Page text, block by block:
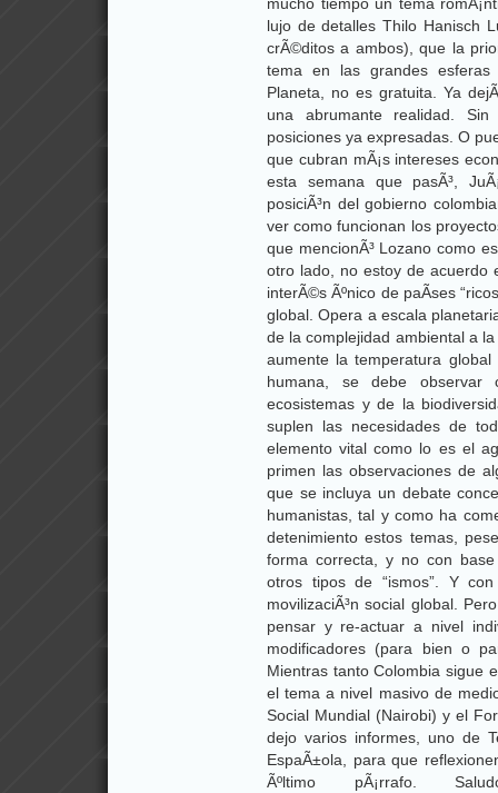
lujo de detalles Thilo Hanisch
crÃ©ditos a ambos), que la
tema en las grandes esferas
Planeta, no es gratuita. Ya
una abrumante realidad.
posiciones ya expresadas. O
que cubran mÃ¡s intereses
esta semana que pasÃ³,
posiciÃ³n del gobierno
ver como funcionan los
que mencionÃ³ Lozano como
otro lado, no estoy de acuerdo
interÃ©s Ãºnico de paÃ­ses
global. Opera a escala
de la complejidad ambiental a
aumente la temperatura
humana, se debe
ecosistemas y de la
suplen las necesidades de
elemento vital como lo es el
primen las observaciones de
que se incluya un debate
humanistas, tal y como ha
detenimiento estos temas,
forma correcta, y no con
otros tipos de “ismos”. Y
movilizaciÃ³n social global.
pensar y re-actuar a nivel
modificadores (para bien o
Mientras tanto Colombia sigue
el tema a nivel masivo de
Social Mundial (Nairobi) y el
dejo varios informes, uno de
EspaÃ±ola, para que
Ãºltimo pÃ¡rrafo.